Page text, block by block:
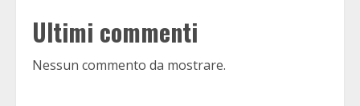
Ultimi commenti
Nessun commento da mostrare.